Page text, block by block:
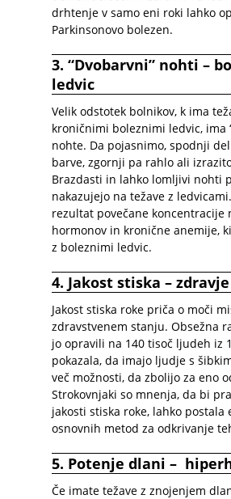
drhtenje v samo eni roki lahko
Parkinsonovo bolezen.
3. “Dvobarvni” nohti –
ledvic
Velik odstotek bolnikov, k ima
kroničnimi boleznimi ledvic, ima
nohte. Da pojasnimo, spodnji
barve, zgornji pa rahlo ali
Brazdasti in lahko lomljivi nohti
nakazujejo na težave z
rezultat povečane koncentracije
hormonov in kronične anemije,
z boleznimi ledvic.
4. Jakost stiska – zdravje
Jakost stiska roke priča o moči
zdravstvenem stanju. Obsežna
jo opravili na 140 tisoč ljudeh iz
pokazala, da imajo ljudje s
več možnosti, da zbolijo za eno
Strokovnjaki so mnenja, da bi
jakosti stiska roke, lahko postala
osnovnih metod za odkrivanje
5. Potenje dlani –
Če imate težave z znojenjem